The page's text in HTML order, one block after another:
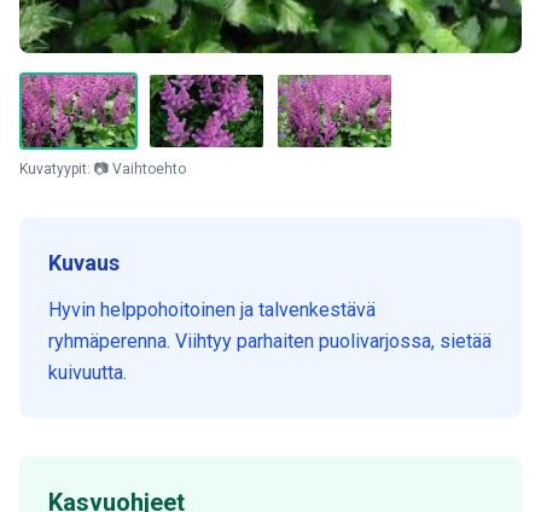
Kuvatyypit: 📷 Vaihtoehto
Kuvaus
Hyvin helppohoitoinen ja talvenkestävä
ryhmäperenna. Viihtyy parhaiten puolivarjossa, sietää
kuivuutta.
Kasvuohjeet